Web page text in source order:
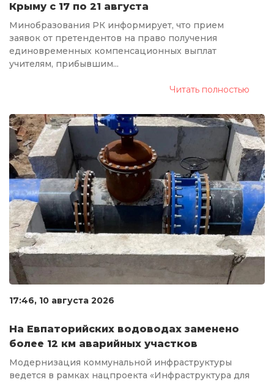
Крыму с 17 по 21 августа
Минобразования РК информирует, что прием
заявок от претендентов на право получения
единовременных компенсационных выплат
учителям, прибывшим...
Читать полностью
17:46, 10 августа 2026
На Евпаторийских водоводах заменено
более 12 км аварийных участков
Модернизация коммунальной инфраструктуры
ведется в рамках нацпроекта «Инфраструктура для